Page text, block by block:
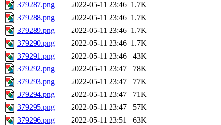
379287.png
2022-05-11 23:46 1.7K
379288.png
2022-05-11 23:46 1.7K
379289.png
2022-05-11 23:46 1.7K
379290.png
2022-05-11 23:46 1.7K
379291.png
2022-05-11 23:46
43K
379292.png
2022-05-11 23:47
78K
379293.png
2022-05-11 23:47
77K
379294.png
2022-05-11 23:47
71K
379295.png
2022-05-11 23:47
57K
379296.png
2022-05-11 23:51
63K